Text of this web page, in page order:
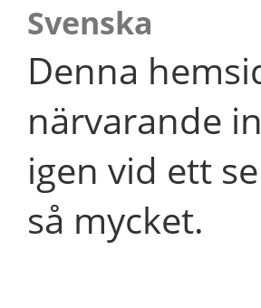
Svenska
Denna
närvarande
igen vid ett
så mycket.